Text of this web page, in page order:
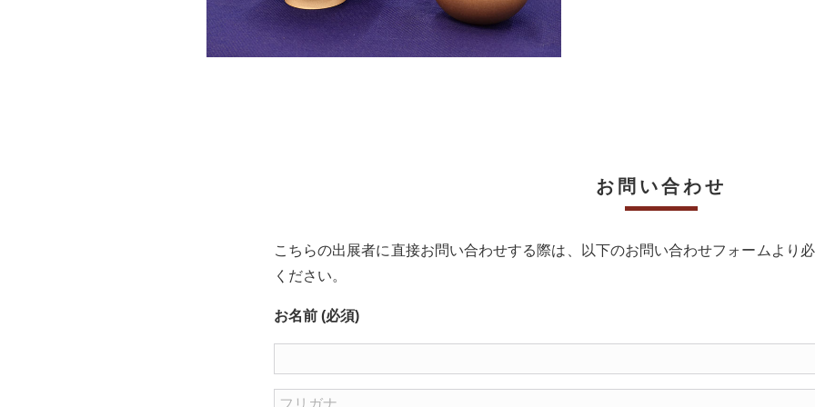
お問い合わせ
こちらの出展者に直接お問い合わせする際は、以下のお問い合わせフォームより
ください。
お名前 (必須)